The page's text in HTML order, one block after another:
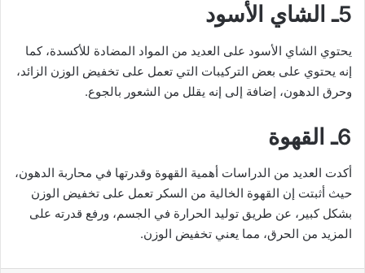
5ـ الشاي الأسود
يحتوي الشاي الأسود على العديد من المواد المضادة للأكسدة، كما
إنه يحتوي على بعض التركيبات التي تعمل على تخفيض الوزن الزائد،
وحرق الدهون، إضافة إلى إنه يقلل من الشعور بالجوع.
6ـ القهوة
أكدت العديد من الدراسات أهمية القهوة وقدرتها في محاربة الدهون،
حيث أثبتت إن القهوة الخالية من السكر تعمل على تخفيض الوزن
بشكل كبير، عن طريق توليد الحرارة في الجسم، ورفع قدرته على
المزيد من الحرق، مما يعني تخفيض الوزن.